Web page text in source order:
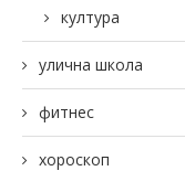
култура
улична школа
фитнес
хороскоп